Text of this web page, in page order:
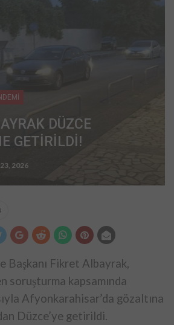
DÜZCE
GETİRİLDİ!
2026
Başkanı Fikret Albayrak,
soruşturma kapsamında
Afyonkarahisar’da gözaltına
Düzce’ye getirildi.